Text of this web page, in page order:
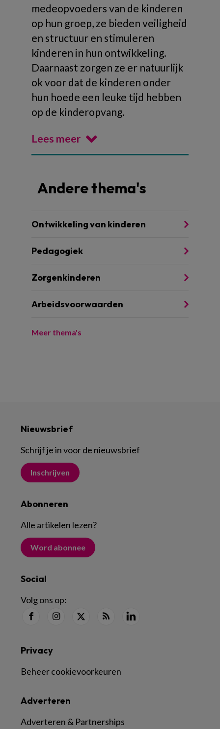
medeopvoeders van de kinderen
op hun groep, ze bieden veiligheid
en structuur en stimuleren
kinderen in hun ontwikkeling.
Daarnaast zorgen ze er natuurlijk
ok voor dat de kinderen onder
hun hoede een leuke tijd hebben
op de kinderopvang.
Lees meer
Andere thema's
Ontwikkeling van kinderen
Pedagogiek
Zorgenkinderen
Arbeidsvoorwaarden
Meer thema's
Nieuwsbrief
Schrijf je in voor de nieuwsbrief
Inschrijven
Abonneren
Alle artikelen lezen?
Word abonnee
Social
Volg ons op:
Adverteren
Adverteren & Partnerships
Privacy
Beheer cookievoorkeuren